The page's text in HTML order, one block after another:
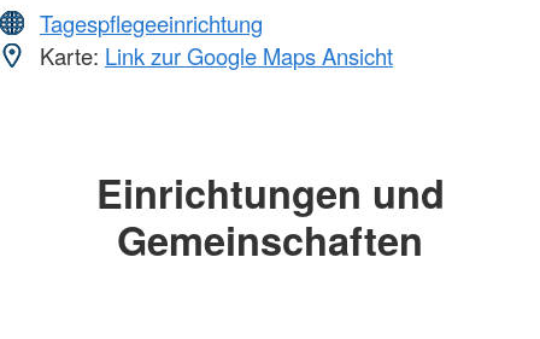
Tagespflegeeinrichtung
Karte: Link zur Google Maps Ansicht
Einrichtungen und
Gemeinschaften